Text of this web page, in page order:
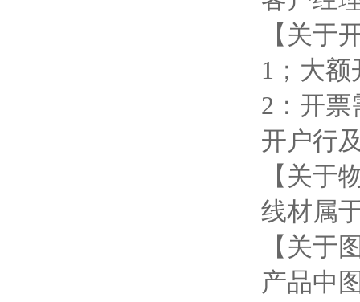
【关于
1；大
2：开
开户行
【关于
线材属
【关于
产品中